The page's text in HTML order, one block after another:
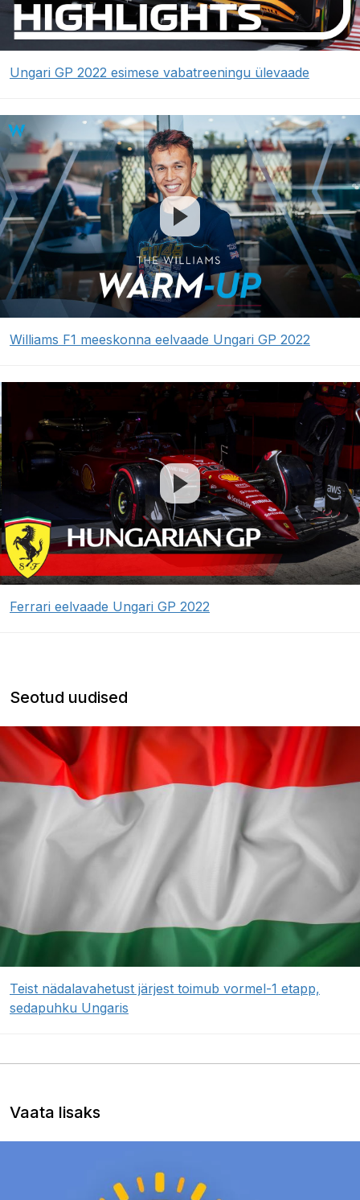
Ungari GP 2022 esimese vabatreeningu ülevaade
Williams F1 meeskonna eelvaade Ungari GP 2022
Ferrari eelvaade Ungari GP 2022
Seotud uudised
Teist nädalavahetust järjest toimub vormel-1 etapp,
sedapuhku Ungaris
Vaata lisaks